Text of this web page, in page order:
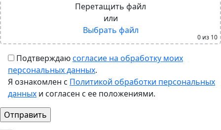
Перетащить файл
или
Выбрать файл
0 из 10
Подтверждаюсогласие на обработку моих
персональных данных.
Я ознакомлен с Политикой обработки персональных
данных и согласен с ее положениями.